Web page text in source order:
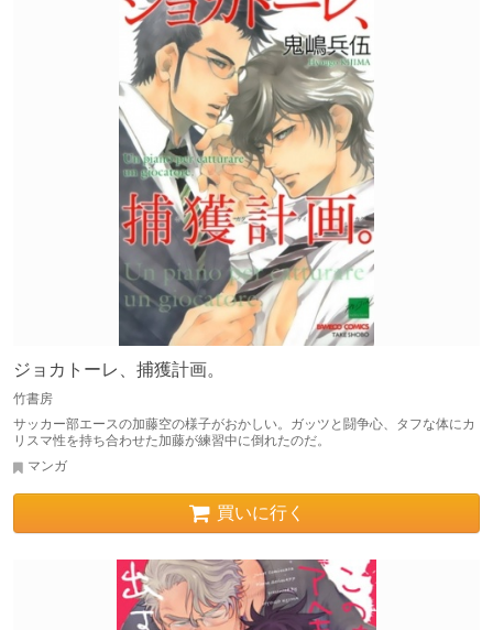
ジョカトーレ、捕獲計画。
竹書房
サッカー部エースの加藤空の様子がおかしい。ガッツと闘争心、タフな体にカ
リスマ性を持ち合わせた加藤が練習中に倒れたのだ。
マンガ
買いに行く